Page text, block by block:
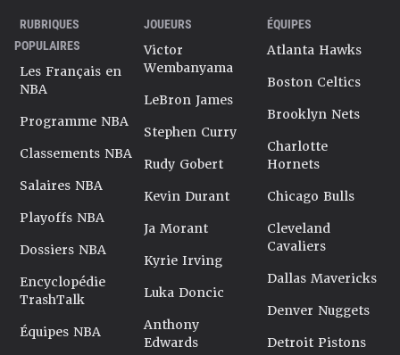
RUBRIQUES
POPULAIRES
Les Français en
NBA
Programme NBA
Classements NBA
Salaires NBA
Playoffs NBA
Dossiers NBA
Encyclopédie
TrashTalk
Équipes NBA
JOUEURS
Victor
Wembanyama
LeBron James
Stephen Curry
Rudy Gobert
Kevin Durant
Ja Morant
Kyrie Irving
Luka Doncic
Anthony
Edwards
ÉQUIPES
Atlanta Hawks
Boston Celtics
Brooklyn Nets
Charlotte
Hornets
Chicago Bulls
Cleveland
Cavaliers
Dallas Mavericks
Denver Nuggets
Detroit Pistons